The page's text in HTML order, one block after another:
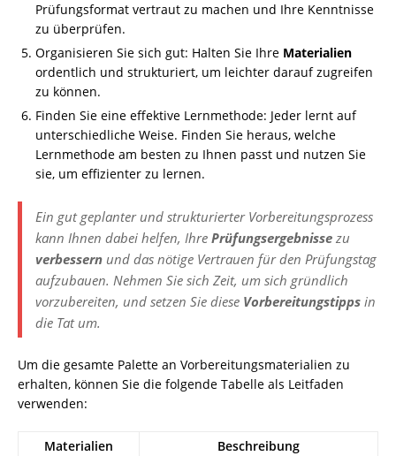
Prüfungsformat vertraut zu machen und Ihre Kenntnisse
zu überprüfen.
Organisieren Sie sich gut: Halten Sie Ihre Materialien
ordentlich und strukturiert, um leichter darauf zugreifen
zu können.
Finden Sie eine effektive Lernmethode: Jeder lernt auf
unterschiedliche Weise. Finden Sie heraus, welche
Lernmethode am besten zu Ihnen passt und nutzen Sie
sie, um effizienter zu lernen.
Ein gut geplanter und strukturierter Vorbereitungsprozess
kann Ihnen dabei helfen, Ihre Prüfungsergebnisse zu
verbessern und das nötige Vertrauen für den Prüfungstag
aufzubauen. Nehmen Sie sich Zeit, um sich gründlich
vorzubereiten, und setzen Sie diese Vorbereitungstipps in
die Tat um.
Um die gesamte Palette an Vorbereitungsmaterialien zu
erhalten, können Sie die folgende Tabelle als Leitfaden
verwenden:
Materialien
Beschreibung